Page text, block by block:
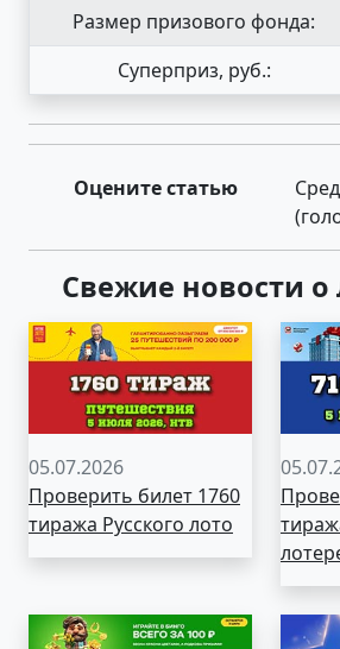
Размер призового фонда:
Суперприз, руб.:
Оцените статью
Свежие новости о
05.07.2026
Проверить билет 1760
тиража Русского лото